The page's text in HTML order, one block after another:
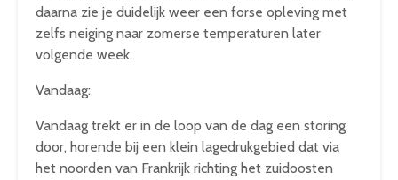
daarna zie je duidelijk weer een forse opleving met
zelfs neiging naar zomerse temperaturen later
volgende week.
Vandaag:
Vandaag trekt er in de loop van de dag een storing
door, horende bij een klein lagedrukgebied dat via
het noorden van Frankrijk richting het zuidoosten